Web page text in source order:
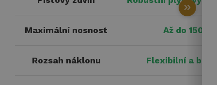
Maximální nosnost Až do 150
Rozsah náklonu Flexibilní a
keyboard_double_arrow_right